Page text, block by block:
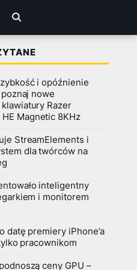
i opóźnienie
nowe
Razer
Magnetic 8KHz
StreamElements i
dla twórców na
inteligentny
i monitorem
datę premiery iPhone’a
pracownikom
ceny GPU –